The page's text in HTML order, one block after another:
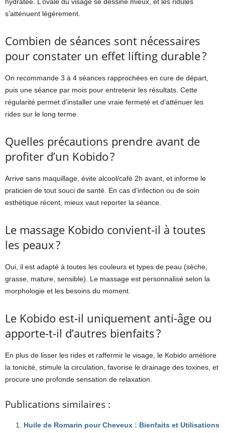
hydratée. L’ovale du visage se dessine mieux, et les ridules
s’atténuent légèrement.
Combien de séances sont nécessaires
pour constater un effet lifting durable ?
On recommande 3 à 4 séances rapprochées en cure de départ,
puis une séance par mois pour entretenir les résultats. Cette
régularité permet d’installer une vraie fermeté et d’atténuer les
rides sur le long terme.
Quelles précautions prendre avant de
profiter d’un Kobido ?
Arrive sans maquillage, évite alcool/café 2h avant, et informe le
praticien de tout souci de santé. En cas d’infection ou de soin
esthétique récent, mieux vaut reporter la séance.
Le massage Kobido convient-il à toutes
les peaux ?
Oui, il est adapté à toutes les couleurs et types de peau (sèche,
grasse, mature, sensible). Le massage est personnalisé selon la
morphologie et les besoins du moment.
Le Kobido est-il uniquement anti-âge ou
apporte-t-il d’autres bienfaits ?
En plus de lisser les rides et raffermir le visage, le Kobido améliore
la tonicité, stimule la circulation, favorise le drainage des toxines, et
procure une profonde sensation de relaxation.
Publications similaires :
Huile de Romarin pour Cheveux : Bienfaits et Utilisations